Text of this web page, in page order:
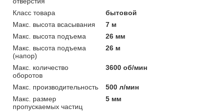
Класс товара
бытовой
Макс. высота всасывания
7 м
Макс. высота подъема
26 мм
Макс. высота подъема
(напор)
26 м
Макс. количество
оборотов
3600 об/мин
Макс. производительность
500 л/мин
Макс. размер
пропускаемых частиц
5 мм